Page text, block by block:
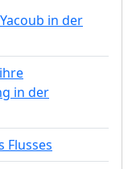
in der
in der
Flusses